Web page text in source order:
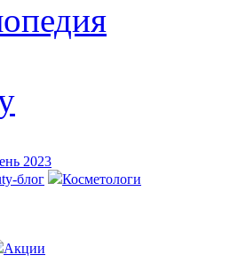
2023
блог
Косметологи
Акции